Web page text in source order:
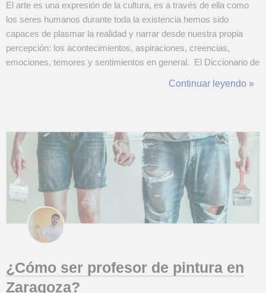
El arte es una expresión de la cultura, es a través de ella como
los seres humanos durante toda la existencia hemos sido
capaces de plasmar la realidad y narrar desde nuestra propia
percepción: los acontecimientos, aspiraciones, creencias,
emociones, temores y sentimientos en general. El Diccionario de
actividad humana mediante la cual se interpreta lo real o se
Continuar leyendo »
¿Cómo ser profesor de pintura en
Zaragoza?